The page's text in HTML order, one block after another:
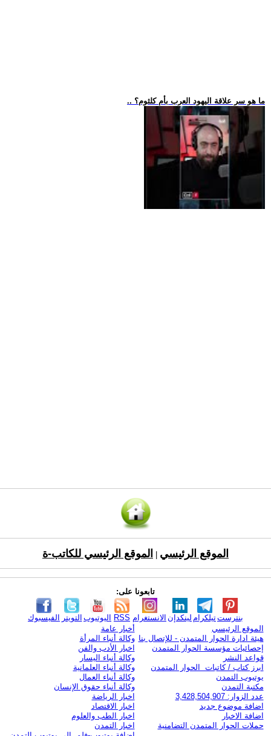
.. ما هو سر علاقة اليهود العرب بأم كلثوم؟
الموقع الرئيسي الموقع الرئيسي للكاتب-ة
تابعونا على:
الفيسبوك التويتر اليوتيوب RSS الانستغرام لينكدإن تيلكرامبنترست
الموقع الرئيسي
هيئة ادارة الحوار المتمدن - للإتصال بنا
إحصائيات مؤسسة الحوار المتمدن
قواعد النشر
ابرز كتاب / كاتبات الحوار المتمدن
يوتيوب التمدن
مكتبة التمدن
عدد الزوار: 3,428,504,907
اضافة موضوع جديد
اضافة الاخبار
حملات الحوار المتمدن التضامنية
أخبار عامة
وكالة أنباء المرأة
اخبار الأدب والفن
وكالة أنباء اليسار
وكالة أنباء العلمانية
وكالة أنباء العمال
وكالة أنباء حقوق الإنسان
اخبار الرياضة
اخبار الاقتصاد
اخبار الطب والعلوم
اخبار التمدن